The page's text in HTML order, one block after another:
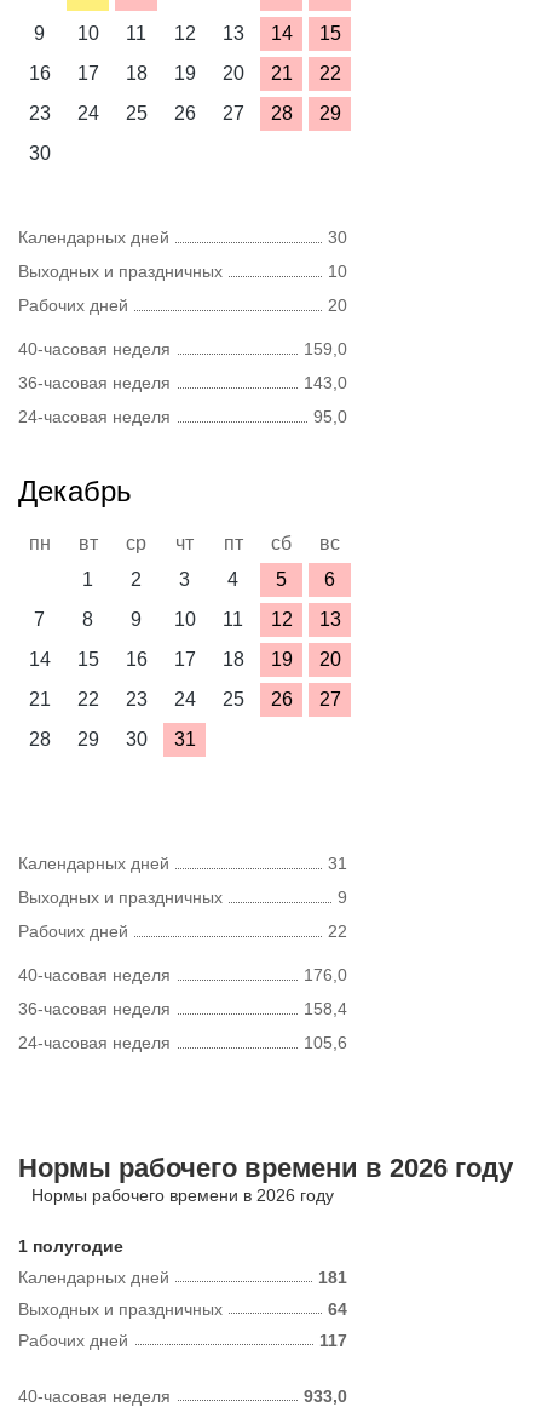
9
10 11 12 13 14
15
16
17 18 19 20 21
22
23
24 25 26 27 28
29
30
Календарных дней
30
Выходных и праздничных
10
Рабочих дней
20
40-часовая неделя
159,0
36-часовая неделя
143,0
24-часовая неделя
95,0
Декабрь
пн вт ср чт пт сб
вс
1
2 3 4 5
6
7
8 9 10 11 12
13
14
15 16 17 18 19
20
21
22 23 24 25 26
27
28
29 30 31
Календарных дней
31
Выходных и праздничных
9
Рабочих дней
22
40-часовая неделя
176,0
36-часовая неделя
158,4
24-часовая неделя
105,6
Нормы рабочего времени в 2026 году
Нормы рабочего времени в 2026 году
1 полугодие
Календарных дней
181
Рабочих дней 117
Выходных и праздничных 64
40-часовая неделя
933,0